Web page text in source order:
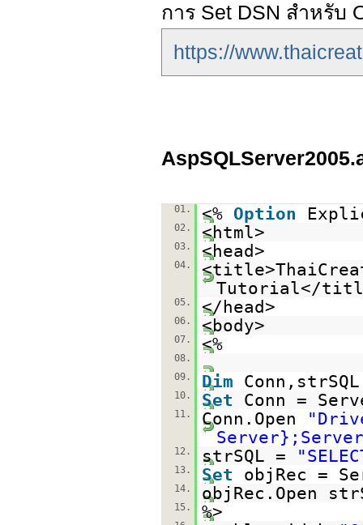
การ Set DSN สำหรับ
https://
01. <% Option
02. <html>
03. <head>
04.
Tutorial</
05. </head>
06. <body>
07. <%
08.
09.
Dim
10. Set Conn =
11. Conn.Open
12. strSQL =
13. Set objRec =
14. objRec.Open
15. %>